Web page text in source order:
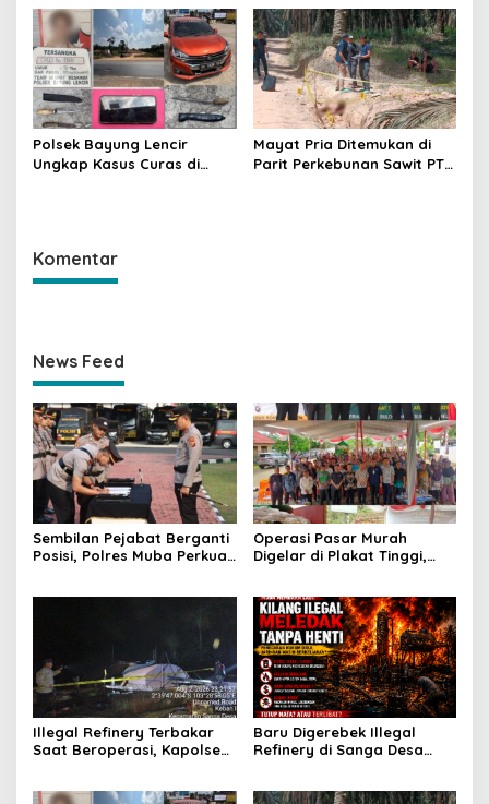
Penindakan dan
Pencegahan Terus
Dilakukan
Hukum Dipertanyakan
Polsek Bayung Lencir
Ungkap Kasus Curas di
Mayat Pria Ditemukan di
Parit Perkebunan Sawit PT
Komentar
News Feed
Sembilan Pejabat Berganti
Posisi, Polres Muba Perkuat
Operasi Pasar Murah
Digelar di Plakat Tinggi,
Beban Warga
Illegal Refinery Terbakar
Saat Beroperasi, Kapolsek
Baru Digerebek Illegal
Refinery di Sanga Desa